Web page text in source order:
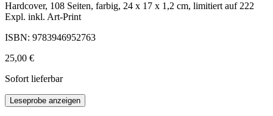
Hardcover, 108 Seiten, farbig, 24 x 17 x 1,2 cm, limitiert auf 222
Expl. inkl. Art-Print
ISBN: 9783946952763
25,00 €
Sofort lieferbar
Leseprobe anzeigen